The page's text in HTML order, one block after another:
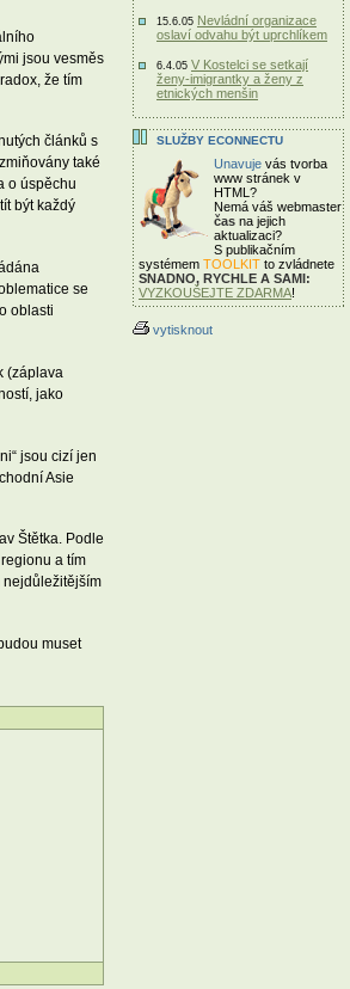
jsou vesměs
že tím
článků s
také
o úspěchu
být každý
se
oblasti
(záplava
jako
jsou cizí jen
Asie
Štětka. Podle
a tím
nejdůležitějším
muset
15.6.05 Nevládní organizace
oslaví odvahu být uprchlíkem
6.4.05 V Kostelci se setkají
ženy-imigrantky a ženy z
etnických menšin
SLUŽBY ECONNECTU
Unavuje vás tvorba
www stránek v
HTML?
Nemá váš webmaster
čas na jejich
aktualizaci?
S publikačním
systémem TOOLKIT to zvládnete
SNADNO, RYCHLE A SAMI:
VYZKOUŠEJTE ZDARMA!
vytisknout